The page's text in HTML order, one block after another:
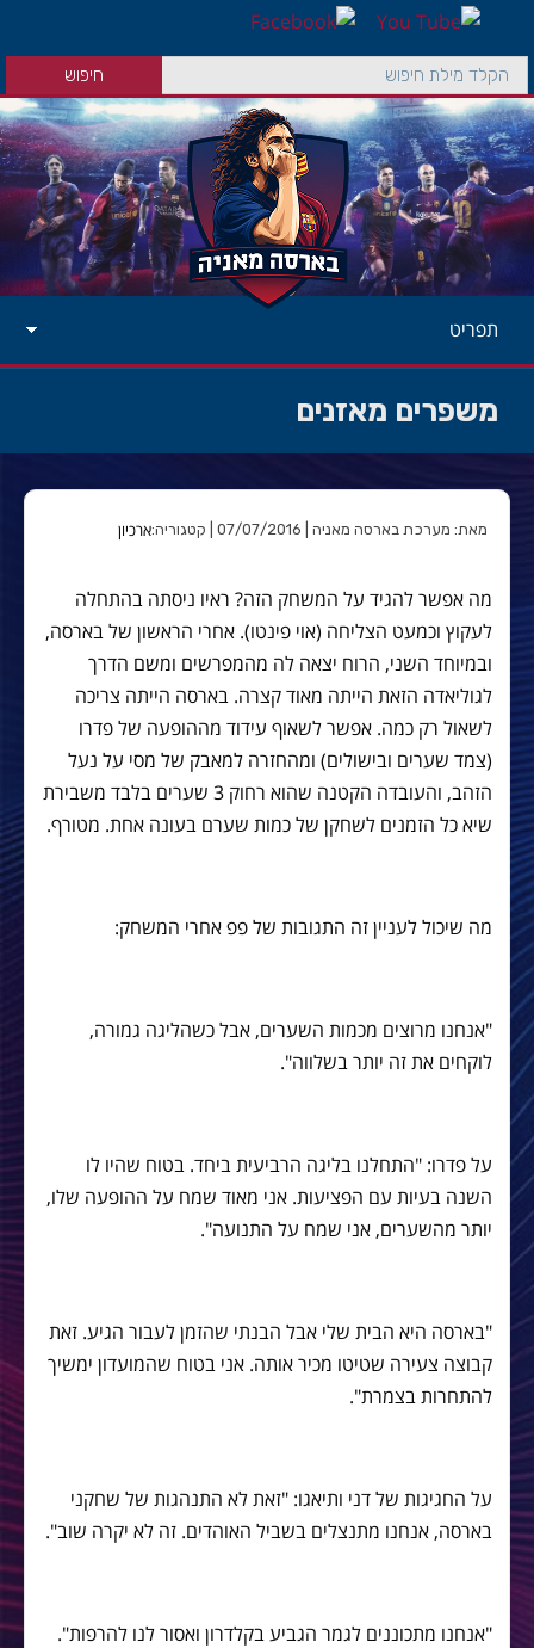
תפריט
משפרים מאזנים
מאת: מערכת בארסה מאניה | 07/07/2016 | קטגוריה: ארכיון
מה אפשר להגיד על המשחק הזה? ראיו ניסתה בהתחלה
לעקוץ וכמעט הצליחה (אוי פינטו). אחרי הראשון של בארסה,
ובמיוחד השני, הרוח יצאה לה מהמפרשים ומשם הדרך
לגוליאדה הזאת הייתה מאוד קצרה. בארסה הייתה צריכה
לשאול רק כמה. אפשר לשאוף עידוד מההופעה של פדרו
(צמד שערים ובישולים) ומהחזרה למאבק של מסי על נעל
הזהב, והעובדה הקטנה שהוא רחוק 3 שערים בלבד משבירת
שיא כל הזמנים לשחקן של כמות שערם בעונה אחת. מטורף.
מה שיכול לעניין זה התגובות של פפ אחרי המשחק:
"אנחנו מרוצים מכמות השערים, אבל כשהליגה גמורה,
לוקחים את זה יותר בשלווה".
על פדרו: "התחלנו בליגה הרביעית ביחד. בטוח שהיו לו
השנה בעיות עם הפציעות. אני מאוד שמח על ההופעה שלו,
יותר מהשערים, אני שמח על התנועה".
"בארסה היא הבית שלי אבל הבנתי שהזמן לעבור הגיע. זאת
קבוצה צעירה שטיטו מכיר אותה. אני בטוח שהמועדון ימשיך
להתחרות בצמרת".
על החגיגות של דני ותיאגו: "זאת לא התנהגות של שחקני
בארסה, אנחנו מתנצלים בשביל האוהדים. זה לא יקרה שוב".
"אנחנו מתכוננים לגמר הגביע בקלדרון ואסור לנו להרפות".